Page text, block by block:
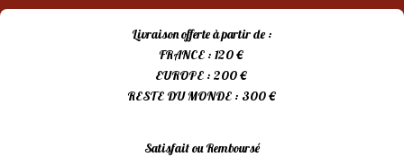
Livraison offerte à partir de :
FRANCE : 120 €
EUROPE : 200 €
RESTE DU MONDE : 300 €
Satisfait ou Remboursé